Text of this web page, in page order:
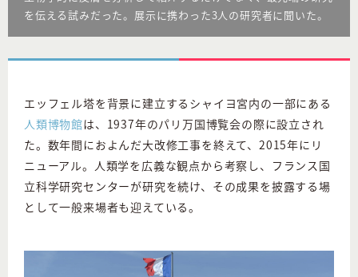
を伝える試みだった。展示に携わった3人の研究者に聞いた。
エッフェル塔を背景に建立するシャイヨ宮内の一部にある
人類博物館は、1937年のパリ万国博覧会の際に設立され
た。数年間におよんだ大改修工事を終えて、2015年にリ
ニューアル。人類学を広義な観点から考察し、フランス国
立科学研究センターが研究を続け、その成果を披露する場
として一般来場者も迎えている。